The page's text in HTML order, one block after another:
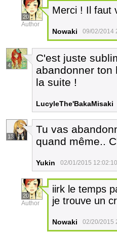
20
Author
Merci ! Il faut
Nowaki 09/02/2014
4
C'est juste
abandonner ton
la suite !
LucyleThe'BakaMisaki
13
Tu vas
quand même..
Yukin 02/01/2015 12:02:10
20
Author
iirk le temps
je trouve un
Nowaki 02/20/2015